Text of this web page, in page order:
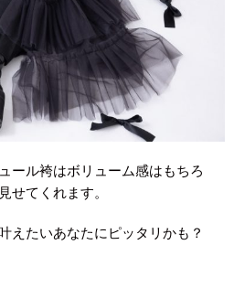
ール袴はボリューム感はもちろ
せてくれます。
えたいあなたにピッタリかも？